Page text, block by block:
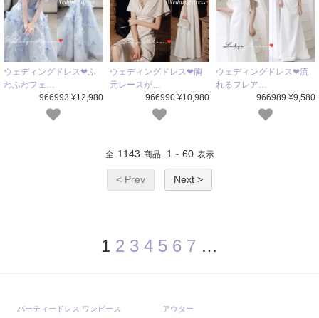
ウェディングドレス❤ふ
わふわフェ…
966993 ¥12,980
ウェディングドレス❤胸
元レースが…
966990 ¥10,980
ウェディングドレス❤流
れるフレア…
966989 ¥9,580
全 1143 商品 1 - 60 表示
< Prev Next >
1 2 3 4 5 6 7 …
パーティードレス ワンピース アウター